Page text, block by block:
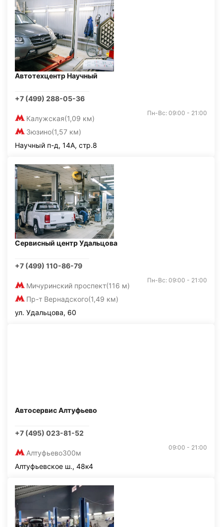
Автотехцентр Научный
+7 (499) 288-05-36
Калужская(1,09 км)
Зюзино(1,57 км)
Пн-Вс: 09:00 - 21:00
Научный п-д, 14А, стр.8
Сервисный центр Удальцова
+7 (499) 110-86-79
Мичуринский проспект(116 м)
Пр-т Вернадского(1,49 км)
Пн-Вс: 09:00 - 21:00
ул. Удальцова, 60
Автосервис Алтуфьево
+7 (495) 023-81-52
Алтуфьево300м
09:00 - 21:00
Алтуфьевское ш., 48к4